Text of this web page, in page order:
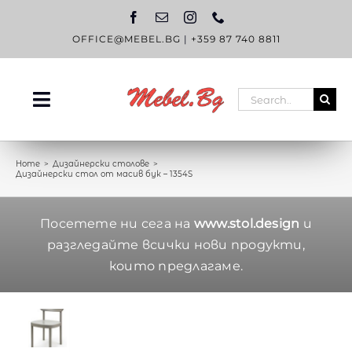
OFFICE@MEBEL.BG | +359 87 740 8811
Toggle
НАЧАЛО
OUTLET
ЗА НАС
КОНТАКТИ
Search
for:
Home
Дизайнерски столове
Дизайнерски стол от масив бук – 1354S
Посетете ни сега на www.stol.design и
разгледайте всички нови продукти,
които предлагаме.